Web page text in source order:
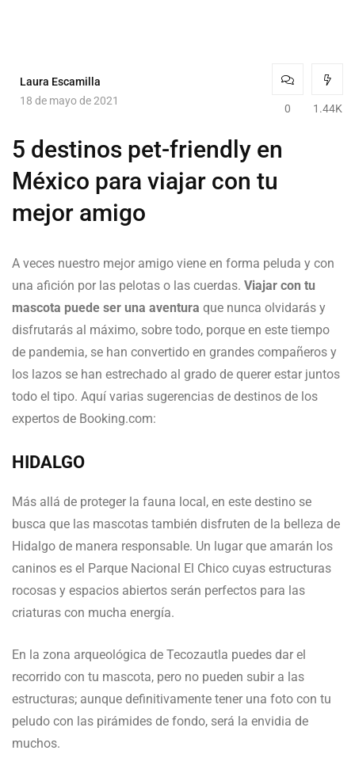
Laura Escamilla
18 de mayo de 2021
0 1.44K
5 destinos pet-friendly en
México para viajar con tu
mejor amigo
A veces nuestro mejor amigo viene en forma peluda y con
una afición por las pelotas o las cuerdas. Viajar con tu
mascota puede ser una aventura que nunca olvidarás y
disfrutarás al máximo, sobre todo, porque en este tiempo
de pandemia, se han convertido en grandes compañeros y
los lazos se han estrechado al grado de querer estar juntos
todo el tipo. Aquí varias sugerencias de destinos de los
expertos de Booking.com:
HIDALGO
Más allá de proteger la fauna local, en este destino se
busca que las mascotas también disfruten de la belleza de
Hidalgo de manera responsable. Un lugar que amarán los
caninos es el Parque Nacional El Chico cuyas estructuras
rocosas y espacios abiertos serán perfectos para las
criaturas con mucha energía.
En la zona arqueológica de Tecozautla puedes dar el
recorrido con tu mascota, pero no pueden subir a las
estructuras; aunque definitivamente tener una foto con tu
peludo con las pirámides de fondo, será la envidia de
muchos.